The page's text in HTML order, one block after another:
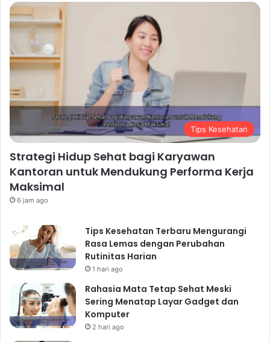
Tips Kesehatan
Strategi Hidup Sehat bagi Karyawan
Kantoran untuk Mendukung Performa Kerja
Maksimal
6 jam ago
Tips Kesehatan Terbaru Mengurangi
Rasa Lemas dengan Perubahan
Rutinitas Harian
1 hari ago
Rahasia Mata Tetap Sehat Meski
Sering Menatap Layar Gadget dan
Komputer
2 hari ago